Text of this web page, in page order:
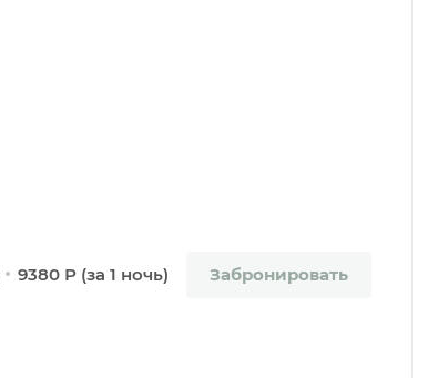
9380 Р (за 1 ночь) Забронировать